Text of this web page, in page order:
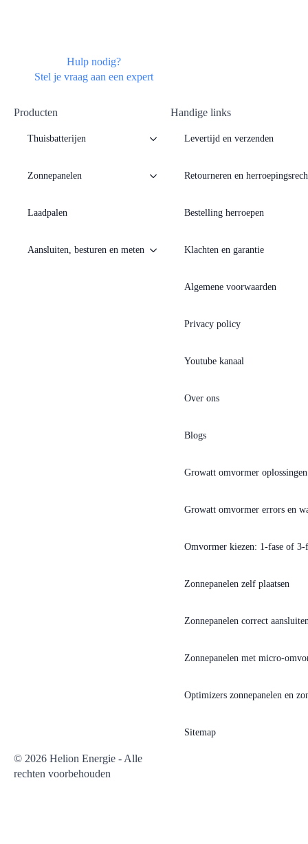
Hulp nodig?
Stel je vraag aan een expert
Producten
Thuisbatterijen
Zonnepanelen
Laadpalen
Aansluiten, besturen en meten
Handige links
Levertijd en verzenden
Retourneren en
Bestelling herroepen
Klachten en garantie
Algemene voorwaarden
Privacy policy
Youtube kanaal
Over ons
Blogs
Growatt omvormer oplossingen
Growatt omvormer errors en
Omvormer kiezen: 1-fase of 3-
Zonnepanelen zelf plaatsen
Zonnepanelen correct
Zonnepanelen met micro-
Optimizers zonnepanelen en
Sitemap
© 2026 Helion Energie - Alle
rechten voorbehouden